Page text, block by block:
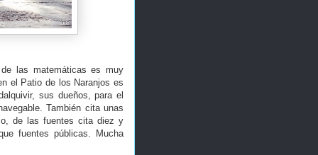
las matemáticas es muy
el Patio de los Naranjos es
sus dueños, para el
También cita unas
de las fuentes cita diez y
fuentes públicas. Mucha